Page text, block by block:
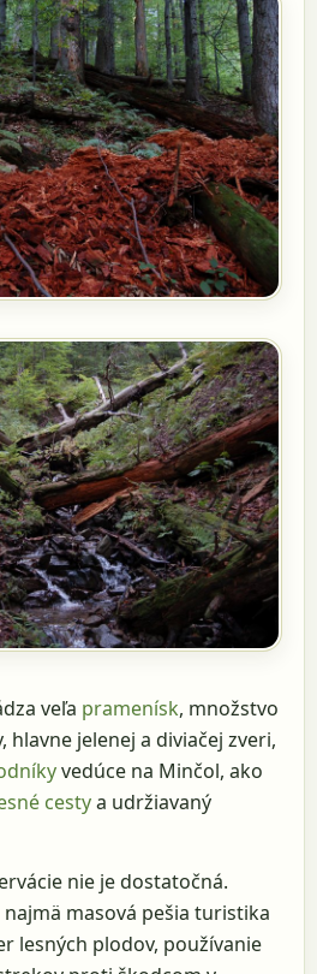
veľa pramenísk, množstvo
hlavne jelenej a diviačej zveri,
vedúce na Minčol, ako
cestya udržiavaný
nie je dostatočná.
masová pešia turistika
lesných plodov, používanie